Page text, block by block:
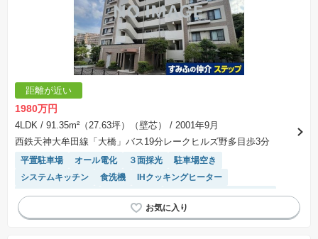
距離が近い
1980万円
4LDK / 91.35m²（27.63坪）（壁芯）
/ 2001年9月
西鉄天神大牟田線「大橋」バス19分レークヒルズ野多目歩3分
平置駐車場 オール電化 ３面採光
駐車場空き
システムキッチン
食洗機
IHクッキングヒーター
駐車場(普通車)あり
エレベーター
モニター付きインターホン
陽当り良好